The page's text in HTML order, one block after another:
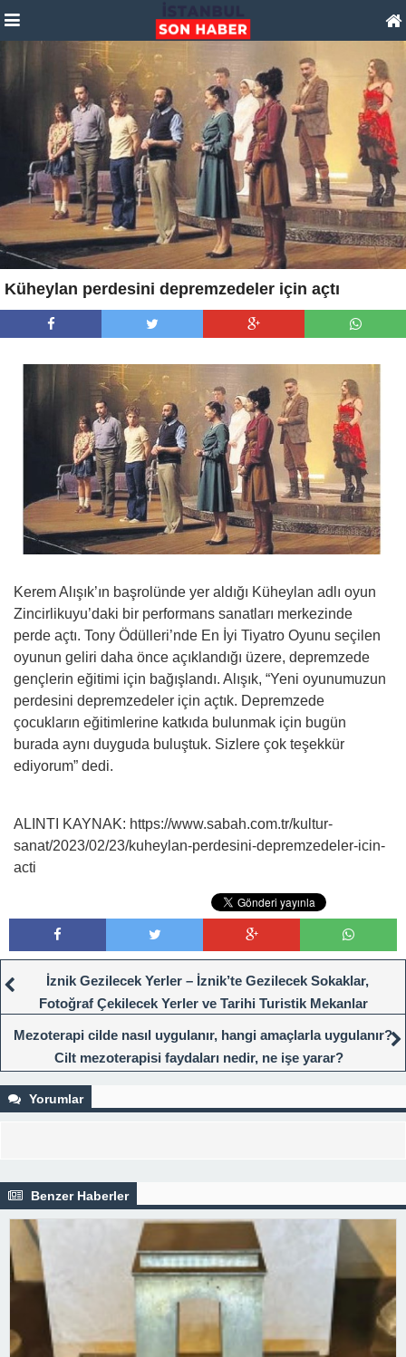
Küheylan perdesini depremzedeler için açtı
Kerem Alışık’ın başrolünde yer aldığı Küheylan adlı oyun
Zincirlikuyu’daki bir performans sanatları merkezinde
perde açtı. Tony Ödülleri’nde En İyi Tiyatro Oyunu seçilen
oyunun geliri daha önce açıklandığı üzere, depremzede
gençlerin eğitimi için bağışlandı. Alışık, “Yeni oyunumuzun
perdesini depremzedeler için açtık. Depremzede
çocukların eğitimlerine katkıda bulunmak için bugün
burada aynı duyguda buluştuk. Sizlere çok teşekkür
ediyorum” dedi.
ALINTI KAYNAK: https://www.sabah.com.tr/kultur-
sanat/2023/02/23/kuheylan-perdesini-depremzedeler-icin-
acti
İznik Gezilecek Yerler – İznik’te Gezilecek Sokaklar,
Fotoğraf Çekilecek Yerler ve Tarihi Turistik Mekanlar
Mezoterapi cilde nasıl uygulanır, hangi amaçlarla uygulanır?
Cilt mezoterapisi faydaları nedir, ne işe yarar?
Yorumlar
Benzer Haberler